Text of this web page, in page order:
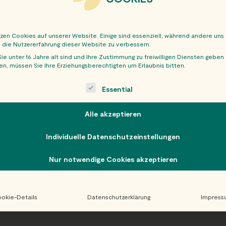
Cookies auf unserer Website. Einige sind essenziell, während andere uns
Nutzererfahrung dieser Website zu verbessern.
unter 16 Jahre alt sind und Ihre Zustimmung zu freiwilligen Diensten geben
müssen Sie Ihre Erziehungsberechtigten um Erlaubnis bitten.
is a list of service groups for which consent can be
Essential
Alle akzeptieren
Individuelle Datenschutzeinstellungen
Nur notwendige Cookies akzeptieren
Details Datenschutzerklärung